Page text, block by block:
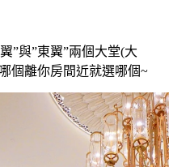
”與”東翼”兩個大堂(大
個離你房間近就選哪個~